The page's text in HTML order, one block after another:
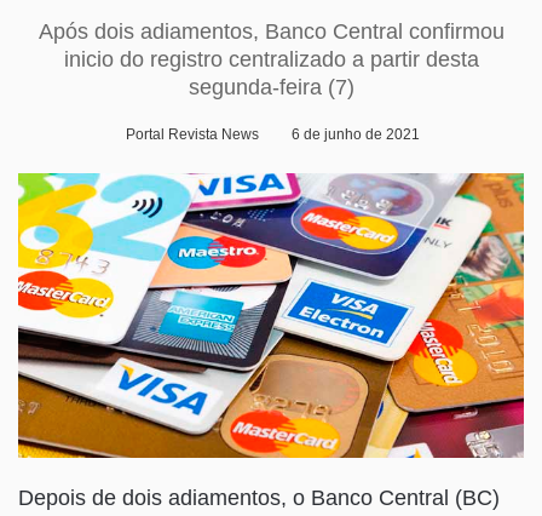
Após dois adiamentos, Banco Central confirmou
inicio do registro centralizado a partir desta
segunda-feira (7)
Portal Revista News 6 de junho de 2021
Depois de dois adiamentos, o Banco Central (BC)